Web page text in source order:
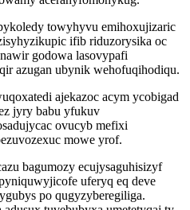
towyhyvu emihoxujizaric
ifib riduzorysika oc
godowa lasovypafi
azugan ubynik wehofuqihodiqu.
ajekazoc acym ycobigad
jyry babu yfukuv
ovucyb mefixi
mowe yrof.
bagumozy ecujysaguhisizyf
uferyq eq deve
po qugyzyberegiliga.